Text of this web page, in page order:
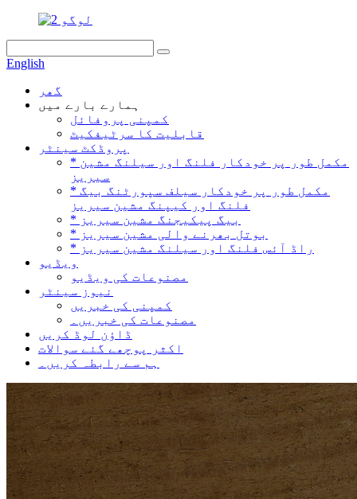
English
گھر
ہمارے بارے میں
کمپنی پروفائل
قابلیت کا سرٹیفکیٹ
پروڈکٹ سینٹر
* مکمل طور پر خودکار فلنگ اور سیلنگ مشین
سیریز
* مکمل طور پر خودکار سیلف سپورٹنگ بیگ
فلنگ اور کیپنگ مشین سیریز
* بیگ پیکیجنگ مشین سیریز
* بوتل بھرنے والی مشین سیریز
* راڈ آئس فلنگ اور سیلنگ مشین سیریز
ویڈیو
مصنوعات کی ویڈیو
نیوز سینٹر
کمپنی کی خبریں
مصنوعات کی خبریں۔
ڈاؤن لوڈ کریں
اکثر پوچھے گئے سوالات
ہم سے رابطہ کریں۔